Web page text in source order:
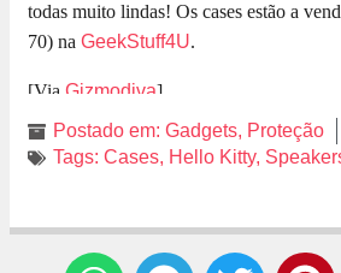
todas muito lindas! Os cases estão a
70) na GeekStuff4U.
[Via Gizmodiva]
Postado em: Gadgets, Proteção
Tags: Cases, Hello Kitty,